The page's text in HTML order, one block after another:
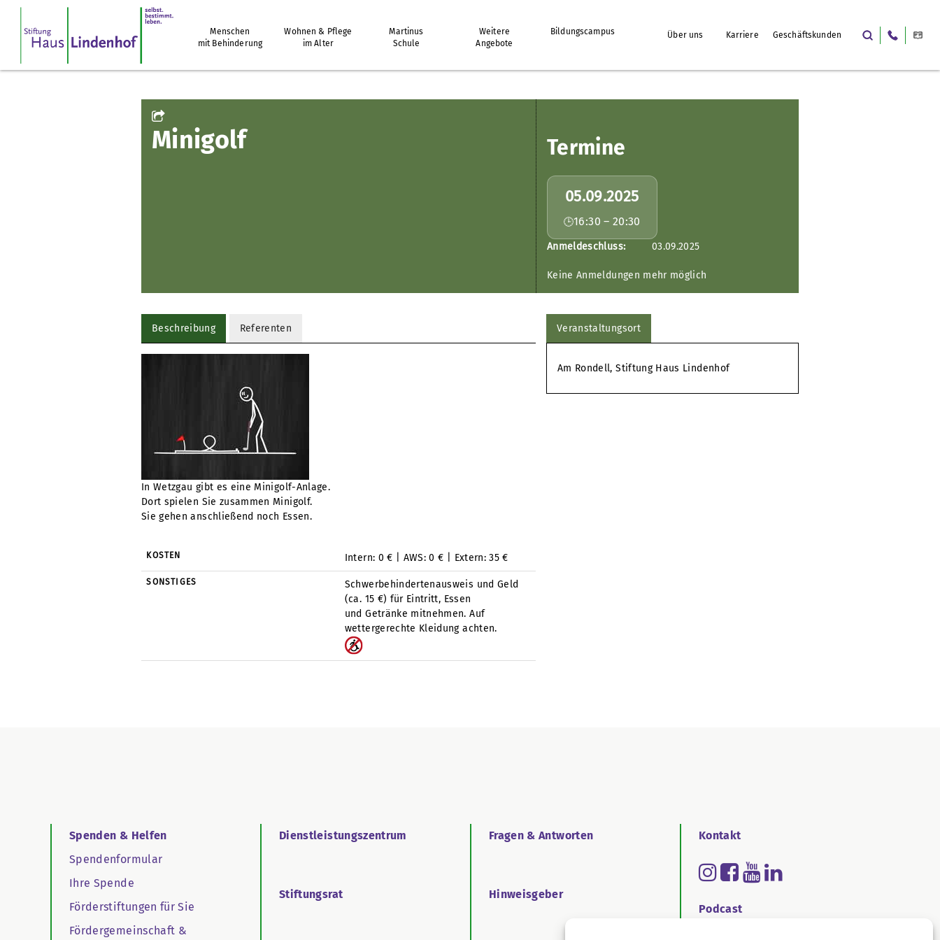
Menschen
mit Behinderung
Wohnen & Pflege
im Alter
Martinus
Schule
Weitere
Angebote
Bildungscampus Über uns Karriere Geschäftskunden
Minigolf Termine
05.09.2025
16:30 – 20:30
Anmeldeschluss: 03.09.2025
Keine Anmeldungen mehr möglich
Beschreibung Referenten
In Wetzgau gibt es eine Minigolf-Anlage.
Dort spielen Sie zusammen Minigolf.
Sie gehen anschließend noch Essen.
KOSTEN Intern: 0 € | AWS: 0 € | Extern: 35 €
SONSTIGES
Schwerbehindertenausweis und Geld
(ca. 15 €) für Eintritt, Essen
und Getränke mitnehmen. Auf
wettergerechte Kleidung achten.
Veranstaltungsort
Am Rondell, Stiftung Haus Lindenhof
Spenden & Helfen
Spendenformular
Ihre Spende
Förderstiftungen für Sie
Fördergemeinschaft &
Dienstleistungszentrum
Stiftungsrat
Fragen & Antworten
Hinweisgeber
Kontakt
Podcast